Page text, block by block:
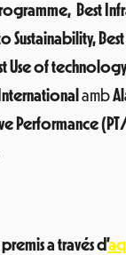
Best
Sustainability, Best
Use of
amb
Performance
a través d’